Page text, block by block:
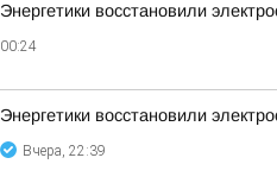
Энергетики восстановили
00:24
Энергетики восстановили
Вчера, 22:39